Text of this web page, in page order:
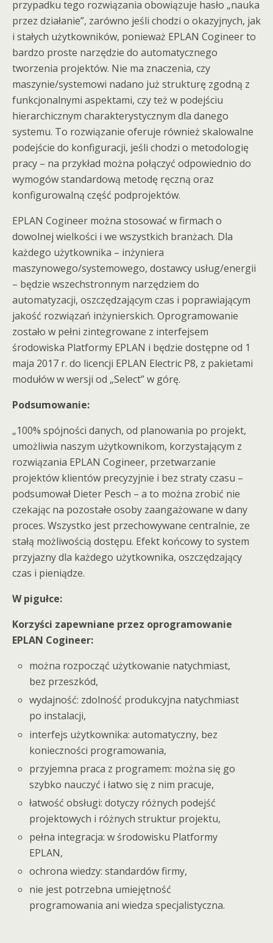
przypadku tego rozwiązania obowiązuje hasło „nauka
przez działanie”, zarówno jeśli chodzi o okazyjnych, jak
i stałych użytkowników, ponieważ EPLAN Cogineer to
bardzo proste narzędzie do automatycznego
tworzenia projektów. Nie ma znaczenia, czy
maszynie/systemowi nadano już strukturę zgodną z
funkcjonalnymi aspektami, czy też w podejściu
hierarchicznym charakterystycznym dla danego
systemu. To rozwiązanie oferuje również skalowalne
podejście do konfiguracji, jeśli chodzi o metodologię
pracy – na przykład można połączyć odpowiednio do
wymogów standardową metodę ręczną oraz
konfigurowalną część podprojektów.
EPLAN Cogineer można stosować w firmach o
dowolnej wielkości i we wszystkich branżach. Dla
każdego użytkownika – inżyniera
maszynowego/systemowego, dostawcy usług/energii
– będzie wszechstronnym narzędziem do
automatyzacji, oszczędzającym czas i poprawiającym
jakość rozwiązań inżynierskich. Oprogramowanie
zostało w pełni zintegrowane z interfejsem
środowiska Platformy EPLAN i będzie dostępne od 1
maja 2017 r. do licencji EPLAN Electric P8, z pakietami
modułów w wersji od „Select” w górę.
Podsumowanie:
„100% spójności danych, od planowania po projekt,
umożliwia naszym użytkownikom, korzystającym z
rozwiązania EPLAN Cogineer, przetwarzanie
projektów klientów precyzyjnie i bez straty czasu –
podsumował Dieter Pesch – a to można zrobić nie
czekając na pozostałe osoby zaangażowane w dany
proces. Wszystko jest przechowywane centralnie, ze
stałą możliwością dostępu. Efekt końcowy to system
przyjazny dla każdego użytkownika, oszczędzający
czas i pieniądze.
W pigułce:
Korzyści zapewniane przez oprogramowanie
EPLAN Cogineer:
można rozpocząć użytkowanie natychmiast,
bez przeszkód,
wydajność: zdolność produkcyjna natychmiast
po instalacji,
interfejs użytkownika: automatyczny, bez
konieczności programowania,
przyjemna praca z programem: można się go
szybko nauczyć i łatwo się z nim pracuje,
łatwość obsługi: dotyczy różnych podejść
projektowych i różnych struktur projektu,
pełna integracja: w środowisku Platformy
EPLAN,
ochrona wiedzy: standardów firmy,
nie jest potrzebna umiejętność
programowania ani wiedza specjalistyczna.